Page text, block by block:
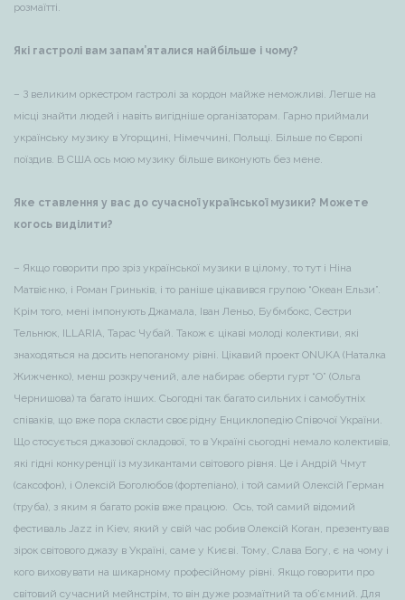
розмаїтті.
Які гастролі вам запам’яталися найбільше і чому?
– З великим оркестром гастролі за кордон майже неможливі. Легше на
місці знайти людей і навіть вигідніше організаторам. Гарно приймали
українську музику в Угорщині, Німеччині, Польщі. Більше по Європі
поїздив. В США ось мою музику більше виконують без мене.
Яке ставлення у вас до сучасної української музики? Можете
когось виділити?
– Якщо говорити про зріз української музики в цілому, то тут і Ніна
Матвієнко, і Роман Гриньків, і то раніше цікавився групою “Океан Ельзи”.
Крім того, мені імпонують Джамала, Іван Леньо, Бубмбокс, Сестри
Тельнюк, ILLARIA, Тарас Чубай. Також є цікаві молоді колективи, які
знаходяться на досить непоганому рівні. Цікавий проект ONUKA (Наталка
Жижченко), менш розкручений, але набирає оберти гурт “О” (Ольга
Чернишова) та багато інших. Сьогодні так багато сильних і самобутніх
співаків, що вже пора скласти своєрідну Енциклопедію Співочої України.
Що стосується джазової складової, то в Україні сьогодні немало колективів,
які гідні конкуренції із музикантами світового рівня. Це і Андрій Чмут
(саксофон), і Олексій Боголюбов (фортепіано), і той самий Олексій Герман
(труба), з яким я багато років вже працюю. Ось, той самий відомий
фестиваль Jazz in Kiev, який у свій час робив Олексій Коган, презентував
зірок світового джазу в Україні, саме у Києві. Тому, Слава Богу, є на чому і
кого виховувати на шикарному професійному рівні. Якщо говорити про
світовий сучасний мейнстрім, то він дуже розмаїтний та об’ємний. Для